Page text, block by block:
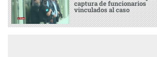
captura de funcionarios
vinculados al caso